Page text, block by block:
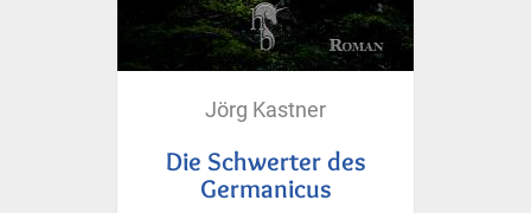
Jörg Kastner
Die Schwerter des
Germanicus